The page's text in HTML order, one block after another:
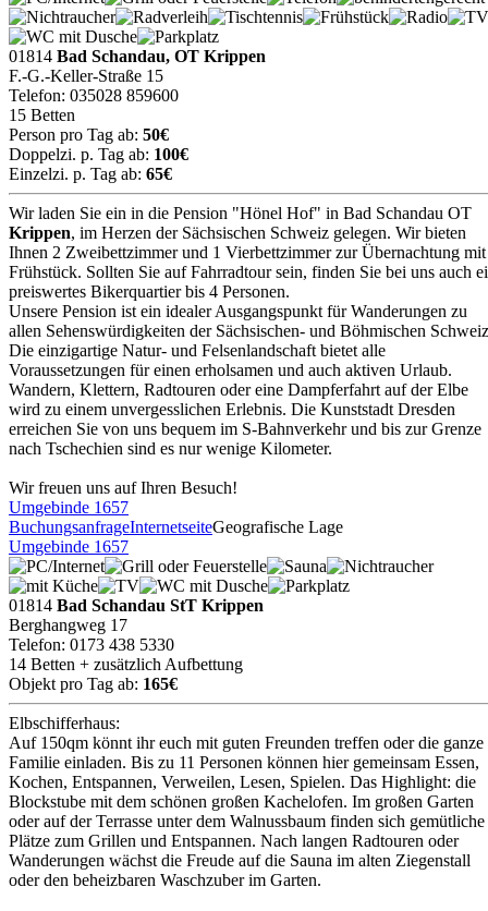
01814 Bad Schandau, OT Krippen
F.-G.-Keller-Straße 15
Telefon: 035028 859600
15 Betten
Person pro Tag ab: 50€
Doppelzi. p. Tag ab: 100€
Einzelzi. p. Tag ab: 65€
Wir laden Sie ein in die Pension "Hönel Hof" in Bad Schandau OT
Krippen, im Herzen der Sächsischen Schweiz gelegen. Wir bieten
Ihnen 2 Zweibettzimmer und 1 Vierbettzimmer zur Übernachtung mit
Frühstück. Sollten Sie auf Fahrradtour sein, finden Sie bei uns auch
preiswertes Bikerquartier bis 4 Personen.
Unsere Pension ist ein idealer Ausgangspunkt für Wanderungen zu
allen Sehenswürdigkeiten der Sächsischen- und Böhmischen
Die einzigartige Natur- und Felsenlandschaft bietet alle
Voraussetzungen für einen erholsamen und auch aktiven Urlaub.
Wandern, Klettern, Radtouren oder eine Dampferfahrt auf der Elbe
wird zu einem unvergesslichen Erlebnis. Die Kunststadt Dresden
erreichen Sie von uns bequem im S-Bahnverkehr und bis zur Grenze
nach Tschechien sind es nur wenige Kilometer.
Wir freuen uns auf Ihren Besuch!
Umgebinde 1657
BuchungsanfrageInternetseiteGeografische Lage
Umgebinde 1657
01814 Bad Schandau StT Krippen
Berghangweg 17
Telefon: 0173 438 5330
14 Betten + zusätzlich Aufbettung
Objekt pro Tag ab: 165€
Elbschifferhaus:
Auf 150qm könnt ihr euch mit guten Freunden treffen oder die ganze
Familie einladen. Bis zu 11 Personen können hier gemeinsam Essen,
Kochen, Entspannen, Verweilen, Lesen, Spielen. Das Highlight: die
Blockstube mit dem schönen großen Kachelofen. Im großen Garten
oder auf der Terrasse unter dem Walnussbaum finden sich gemütliche
Plätze zum Grillen und Entspannen. Nach langen Radtouren oder
Wanderungen wächst die Freude auf die Sauna im alten Ziegenstall
oder den beheizbaren Waschzuber im Garten.